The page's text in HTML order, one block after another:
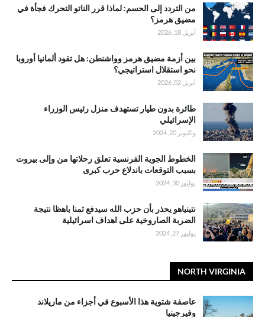
من التردد إلى الحسم: لماذا قرر الناتو التحرك فجأة في
مضيق هرمز؟
أبريل 18, 2026
بين أزمة مضيق هرمز وواشنطن: هل تقود ألمانيا أوروبا
نحو استقلال استراتيجي؟
أبريل 02, 2026
طائرة بدون طيار تستهدف منزل رئيس الوزراء
الإسرائيلي
واكتوبر 20, 2024
الخطوط الجوية الفرنسية تعلق رحلاتها من وإلى بيروت
بسبب التوقعات باندلاع حرب كبرى
يوليوز 30, 2024
نتينياهو يحذر بأن حزب الله سيدفع ثمنا باهظا نتيجة
الضربة الصاروخية على اهداف اسرائيلية
يوليوز 27, 2024
NORTH VIRGINIA
عاصفة شتوية هذا الأسبوع في أجزاء من ماريلاند
وفيرجينيا